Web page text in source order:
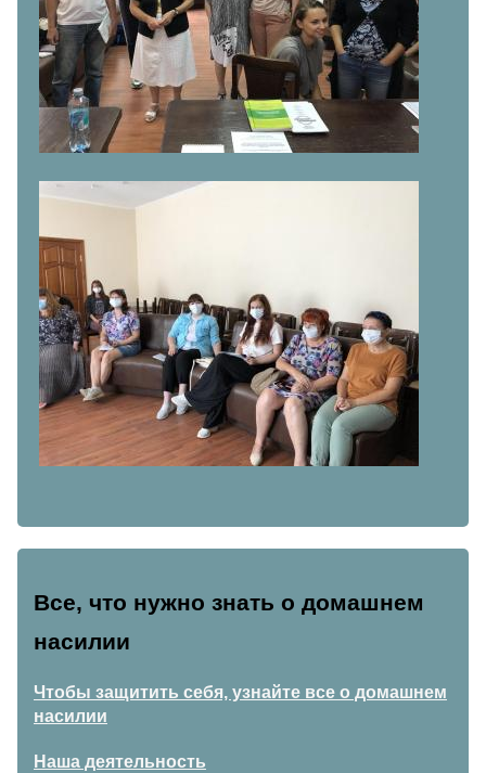
Все, что нужно знать о домашнем
насилии
Чтобы защитить себя, узнайте все о домашнем
насилии
Наша деятельность